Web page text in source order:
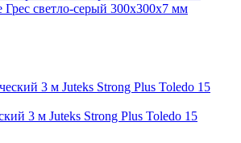
светло-серый 300х300х7 мм
3 м Juteks Strong Plus Toledo 15